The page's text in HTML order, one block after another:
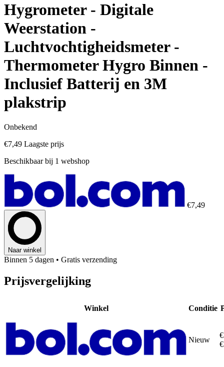
Hygrometer - Digitale
Weerstation -
Luchtvochtigheidsmeter -
Thermometer Hygro Binnen -
Inclusief Batterij en 3M
plakstrip
Onbekend
€7,49 Laagste prijs
Beschikbaar bij 1 webshop
€7,49
Naar winkel
Binnen 5 dagen • Gratis verzending
Prijsvergelijking
Winkel Conditie
Nieuw